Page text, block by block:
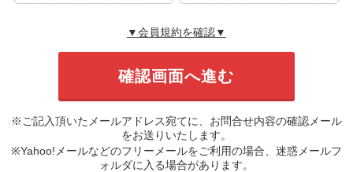
▼会員規約を確認▼
※ご記入頂いたメールアドレス宛てに、お問合せ内容の確認メール
をお送りいたします。
※Yahoo!メールなどのフリーメールをご利用の場合、迷惑メールフ
ォルダに入る場合があります。